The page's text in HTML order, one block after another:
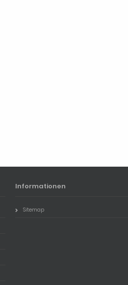
Informationen
Sitemap